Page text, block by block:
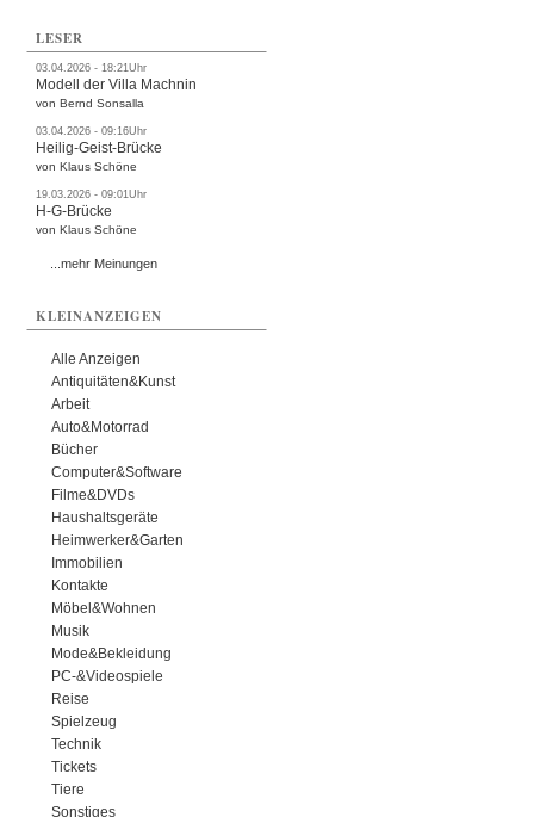
LESER
03.04.2026 - 18:21Uhr
Modell der Villa Machnin
von Bernd Sonsalla
03.04.2026 - 09:16Uhr
Heilig-Geist-Brücke
von Klaus Schöne
19.03.2026 - 09:01Uhr
H-G-Brücke
von Klaus Schöne
...mehr Meinungen
KLEINANZEIGEN
Alle Anzeigen
Antiquitäten&Kunst
Arbeit
Auto&Motorrad
Bücher
Computer&Software
Filme&DVDs
Haushaltsgeräte
Heimwerker&Garten
Immobilien
Kontakte
Möbel&Wohnen
Musik
Mode&Bekleidung
PC-&Videospiele
Reise
Spielzeug
Technik
Tickets
Tiere
Sonstiges